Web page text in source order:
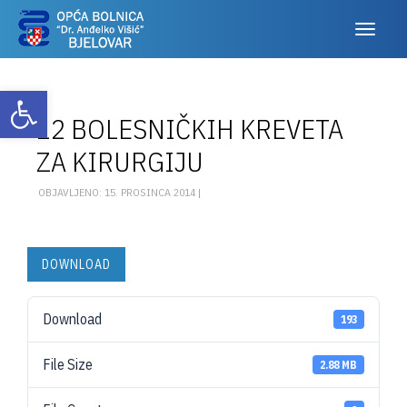
Otvori alatnu traku
12 BOLESNIČKIH KREVETA
ZA KIRURGIJU
OBJAVLJENO: 15. PROSINCA 2014 |
DOWNLOAD
Download 193
File Size 2.88 MB